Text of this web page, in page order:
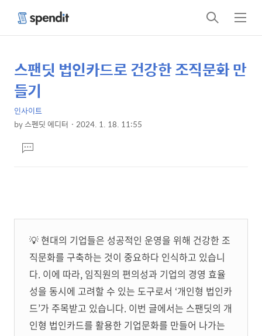
검
색
메
뉴
상
세
컨
텐
본
문
제
목
스팬딧 법인카드로 건강한 조직문화 만
들기
인사이트
by스펜딧 에디터 2024. 1. 18. 11:55
문댓
글
💡 현대의 기업들은 성공적인 운영을 위해 건강한 조
직문화를 구축하는 것이 중요하다 인식하고 있습니
다. 이에 따라, 임직원의 편의성과 기업의 경영 효율
성을 동시에 고려할 수 있는 도구로서 ‘개인형 법인카
드’가 주목받고 있습니다. 이번 글에서는 스팬딧의 개
인형 법인카드를 활용한 기업문화를 만들어 나가는